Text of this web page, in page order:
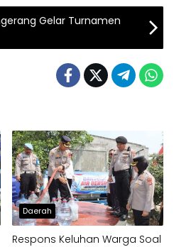
Gelar Turnamen
Daerah
Respons Keluhan Warga Soal